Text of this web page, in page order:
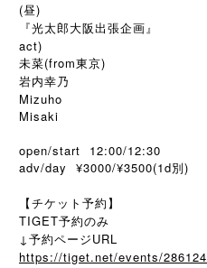
(昼)
『光太郎大阪出張企画』
act)
未菜(from東京)
岩内幸乃
Mizuho
Misaki
open/start 12:00/12:30
adv/day ¥3000/¥3500(1d別)
【チケット予約】
TIGET予約のみ
↓予約ページURL
https://tiget.net/events/286124